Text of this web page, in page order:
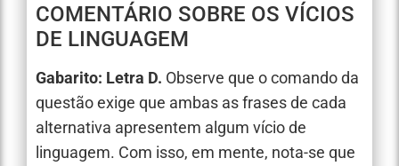
COMENTÁRIO SOBRE OS VÍCIOS
DE LINGUAGEM
Gabarito: Letra D. Observe que o comando da
questão exige que ambas as frases de cada
alternativa apresentem algum vício de
linguagem. Com isso, em mente, nota-se que